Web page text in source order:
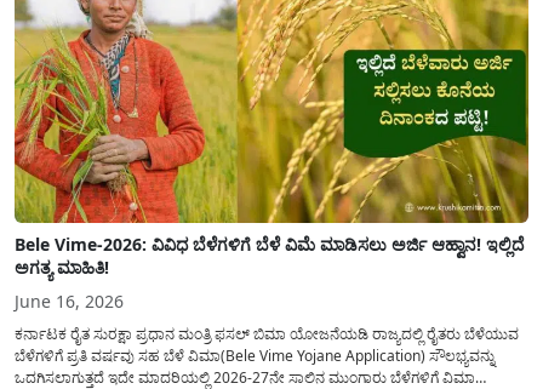
Bele Vime-2026: ವಿವಿಧ ಬೆಳೆಗಳಿಗೆ ಬೆಳೆ ವಿಮೆ ಮಾಡಿಸಲು ಅರ್ಜಿ ಆಹ್ವಾನ! ಇಲ್ಲಿದೆ
ಅಗತ್ಯ ಮಾಹಿತಿ!
June 16, 2026
ಕರ್ನಾಟಕ ರೈತ ಸುರಕ್ಷಾ ಪ್ರಧಾನ ಮಂತ್ರಿ ಫಸಲ್ ಬಿಮಾ ಯೋಜನೆಯಡಿ ರಾಜ್ಯದಲ್ಲಿ ರೈತರು ಬೆಳೆಯುವ
ಬೆಳೆಗಳಿಗೆ ಪ್ರತಿ ವರ್ಷವು ಸಹ ಬೆಳೆ ವಿಮಾ(Bele Vime Yojane Application) ಸೌಲಭ್ಯವನ್ನು
ಒದಗಿಸಲಾಗುತ್ತದೆ ಇದೇ ಮಾದರಿಯಲ್ಲಿ 2026-27ನೇ ಸಾಲಿನ ಮುಂಗಾರು ಬೆಳೆಗಳಿಗೆ ವಿಮಾ